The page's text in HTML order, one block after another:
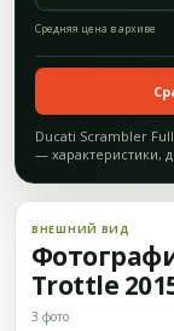
Средняя цена в архиве
Ducati Scrambler
— характеристики,
ВНЕШНИЙ ВИД
Trottle
3 фото